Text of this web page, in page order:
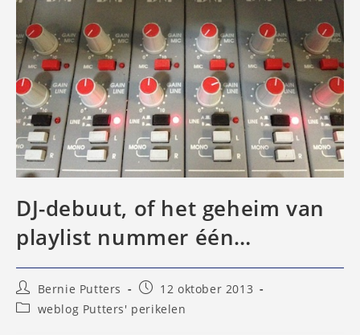
DJ-debuut, of het geheim van
playlist nummer één…
Bericht
auteur:
Bernie Putters
Bericht
gepubliceerd
op:
12 oktober 2013
Berichtcategorie:
weblog Putters' perikelen